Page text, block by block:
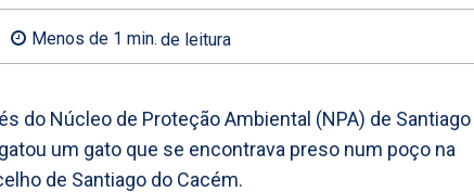
Menos de 1 min. de leitura
do Núcleo de Proteção Ambiental (NPA) de Santiago
um gato que se encontrava preso num poço na
de Santiago do Cacém.